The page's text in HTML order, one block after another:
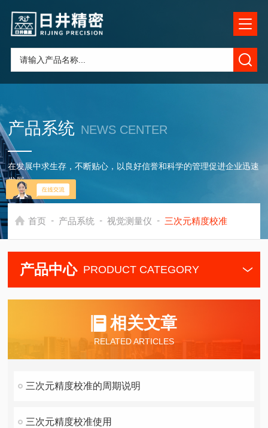
产品系统 NEWS CENTER
在发展中求生存，不断贴心，以良好信誉和科学的管理促进企业迅速
发展
首页 - 产品系统 - 视觉测量仪 - 三次元精度校准
产品中心 PRODUCT CATEGORY
相关文章
RELATED ARTICLES
三次元精度校准的周期说明
三次元精度校准使用